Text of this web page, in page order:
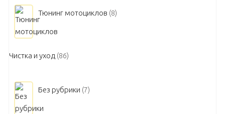
Тюнинг мотоциклов (8)
Чистка и уход (86)
Без рубрики (7)